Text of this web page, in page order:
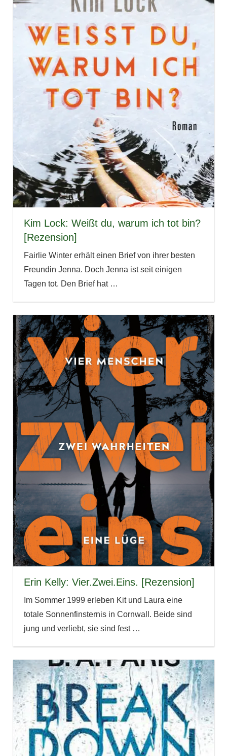
Kim Lock: Weißt du, warum ich tot bin?
[Rezension]
Fairlie Winter erhält einen Brief von ihrer besten
Freundin Jenna. Doch Jenna ist seit einigen
Tagen tot. Den Brief hat …
Erin Kelly: Vier.Zwei.Eins. [Rezension]
Im Sommer 1999 erleben Kit und Laura eine
totale Sonnenfinsternis in Cornwall. Beide sind
jung und verliebt, sie sind fest …